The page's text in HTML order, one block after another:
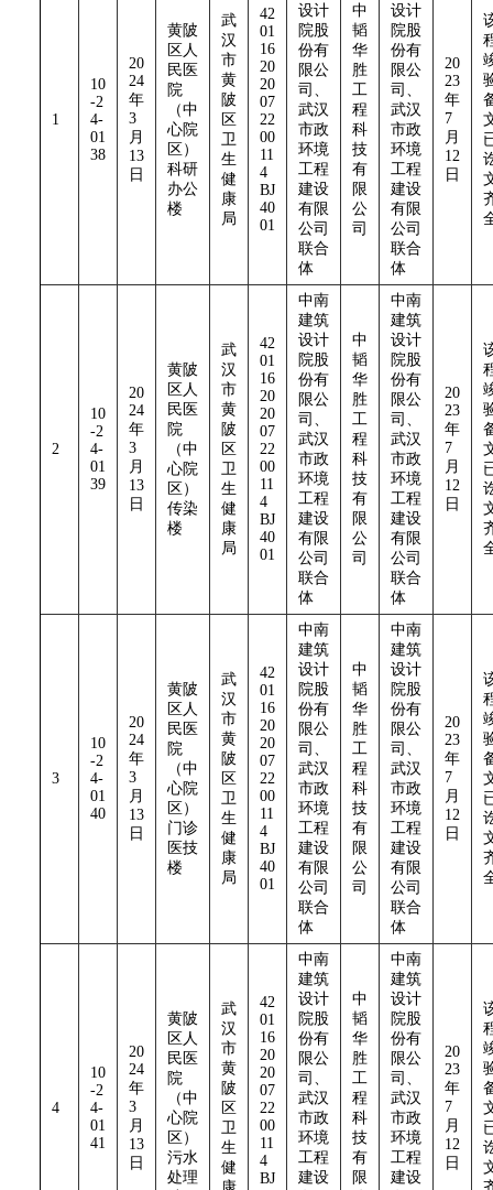
1
10
-2
4-
01
38
20
24
年
3
月
13
日
黄陂
区人
民医
院
（中
心院
区）
科研
办公
楼
武
汉
市
黄
陂
区
卫
生
健
康
局
42
01
16
20
20
07
22
00
11
4
BJ
40
01
设计
院股
份有
限公
司、
武汉
市政
环境
工程
建设
有限
公司
联合
体
中
韬
华
胜
工
程
科
技
有
限
公
司
设计
院股
份有
限公
司、
武汉
市政
环境
工程
建设
有限
公司
联合
体
20
23
年
7
月
12
日
2
10
-2
4-
01
39
20
24
年
3
月
13
日
黄陂
区人
民医
院
（中
心院
区）
传染
楼
武
汉
市
黄
陂
区
卫
生
健
康
局
42
01
16
20
20
07
22
00
11
4
BJ
40
01
中南
建筑
设计
院股
份有
限公
司、
武汉
市政
环境
工程
建设
有限
公司
联合
体
中
韬
华
胜
工
程
科
技
有
限
公
司
中南
建筑
设计
院股
份有
限公
司、
武汉
市政
环境
工程
建设
有限
公司
联合
体
20
23
年
7
月
12
日
3
10
-2
4-
01
40
20
24
年
3
月
13
日
黄陂
区人
民医
院
（中
心院
区）
门诊
医技
楼
武
汉
市
黄
陂
区
卫
生
健
康
局
42
01
16
20
20
07
22
00
11
4
BJ
40
01
中南
建筑
设计
院股
份有
限公
司、
武汉
市政
环境
工程
建设
有限
公司
联合
体
中
韬
华
胜
工
程
科
技
有
限
公
司
中南
建筑
设计
院股
份有
限公
司、
武汉
市政
环境
工程
建设
有限
公司
联合
体
20
23
年
7
月
12
日
4
10
-2
4-
01
41
20
24
年
3
月
13
日
黄陂
区人
民医
院
（中
心院
区）
污水
处理
武
汉
市
黄
陂
区
卫
生
健
42
01
16
20
20
07
22
00
11
4
BJ
中南
建筑
设计
院股
份有
限公
司、
武汉
市政
环境
工程
建设
中
韬
华
胜
工
程
科
技
有
限
中南
建筑
设计
院股
份有
限公
司、
武汉
市政
环境
工程
建设
20
23
年
7
月
12
日